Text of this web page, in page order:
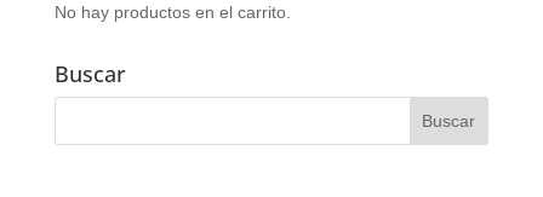
No hay productos en el carrito.
Buscar